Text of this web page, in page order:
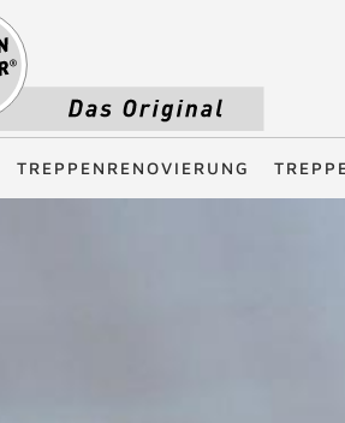
- Das Original
TREPPENRENOVIERUNG